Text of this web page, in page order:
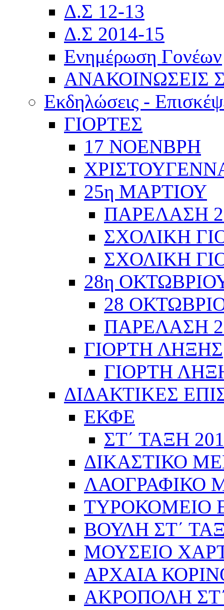
Δ.Σ 12-13
Δ.Σ 2014-15
Ενημέρωση Γονέων
ΑΝΑΚΟΙΝΩΣΕΙΣ
Εκδηλώσεις -
ΓΙΟΡΤΕΣ
17 ΝΟΕΝΒΡΗ
25η ΜΑΡΤΙΟΥ
ΠΑΡΕΛΑΣΗ
ΣΧΟΛΙΚΗ
ΣΧΟΛΙΚΗ
28η
28
ΠΑΡΕΛΑΣΗ
ΓΙΟΡΤΗ ΛΗΞΗΣ
ΓΙΟΡΤΗ
ΔΙΔΑΚΤΙΚΕΣ
ΕΚΦΕ
ΣΤ΄ ΤΑΞΗ
ΔΙΚΑΣΤΙΚΟ
ΛΑΟΓΡΑΦΙΚΟ
ΤΥΡΟΚΟΜΕΙΟ
ΒΟΥΛΗ ΣΤ΄
ΜΟΥΣΕΙΟ
ΑΡΧΑΙΑ
ΑΚΡΟΠΟΛΗ